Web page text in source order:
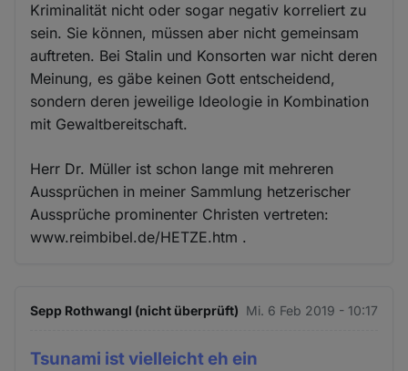
Kriminalität nicht oder sogar negativ korreliert zu
sein. Sie können, müssen aber nicht gemeinsam
auftreten. Bei Stalin und Konsorten war nicht deren
Meinung, es gäbe keinen Gott entscheidend,
sondern deren jeweilige Ideologie in Kombination
mit Gewaltbereitschaft.
Herr Dr. Müller ist schon lange mit mehreren
Aussprüchen in meiner Sammlung hetzerischer
Aussprüche prominenter Christen vertreten:
www.reimbibel.de/HETZE.htm .
Sepp Rothwangl (nicht überprüft) Mi. 6 Feb 2019 - 10:17
Tsunami ist vielleicht eh ein